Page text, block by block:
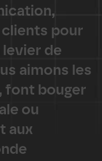
ication,
clients pour
levier de
us aimons les
, font bouger
ale ou
t aux
nde